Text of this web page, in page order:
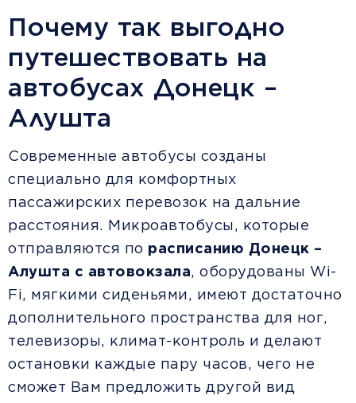
Почему так выгодно
путешествовать на
автобусах Донецк –
Алушта
Современные автобусы созданы
специально для комфортных
пассажирских перевозок на дальние
расстояния. Микроавтобусы, которые
отправляются по расписанию Донецк –
Алушта с автовокзала, оборудованы Wi-
Fi, мягкими сиденьями, имеют достаточно
дополнительного пространства для ног,
телевизоры, климат-контроль и делают
остановки каждые пару часов, чего не
сможет Вам предложить другой вид